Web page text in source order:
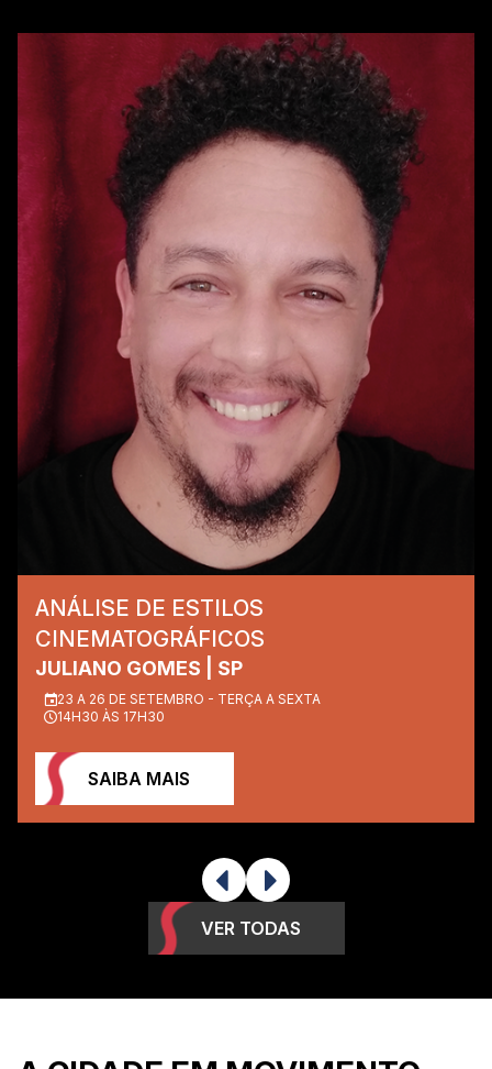
ANÁLISE DE ESTILOS
CINEMATOGRÁFICOS
JULIANO GOMES | SP
23 A 26 DE SETEMBRO - TERÇA A SEXTA
14H30 ÀS 17H30
SAIBA MAIS
VER TODAS